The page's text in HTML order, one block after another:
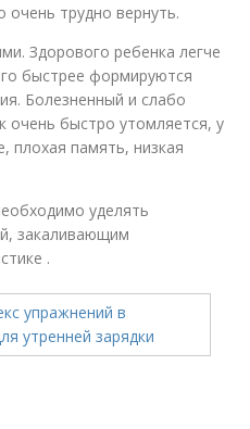
очень трудно вернуть.
Здорового ребенка легче
быстрее формируются
Болезненный и слабо
очень быстро утомляется, у
плохая память, низкая
уделять
закаливающим
.